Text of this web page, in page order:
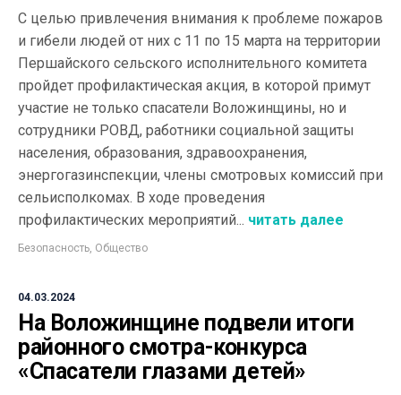
С целью привлечения внимания к проблеме пожаров
и гибели людей от них с 11 по 15 марта на территории
Першайского сельского исполнительного комитета
пройдет профилактическая акция, в которой примут
участие не только спасатели Воложинщины, но и
сотрудники РОВД, работники социальной защиты
населения, образования, здравоохранения,
энергогазинспекции, члены смотровых комиссий при
сельисполкомах. В ходе проведения
профилактических мероприятий... читать далее
Безопасность, Общество
04.03.2024
На Воложинщине подвели итоги
районного смотра-конкурса
«Спасатели глазами детей»